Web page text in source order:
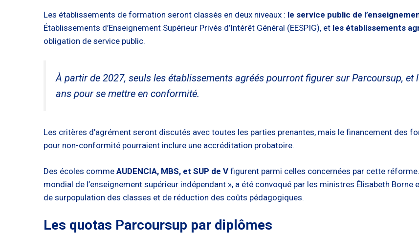
Les établissements de formation seront classés en deux niveaux : le service public de
Établissements d’Enseignement Supérieur Privés d’Intérêt Général (EESPIG), et les établissements
obligation de service public.
À partir de 2027, seuls les établissements agréés pourront figurer sur Parcoursup,
ans pour se mettre en conformité.
Les critères d’agrément seront discutés avec toutes les parties prenantes, mais le financement des
pour non-conformité pourraient inclure une accréditation probatoire.
Des écoles comme AUDENCIA, MBS, et SUP de V figurent parmi celles concernées par cette
mondial de l’enseignement supérieur indépendant », a été convoqué par les ministres Élisabeth
de surpopulation des classes et de réduction des coûts pédagogiques.
Les quotas Parcoursup par diplômes